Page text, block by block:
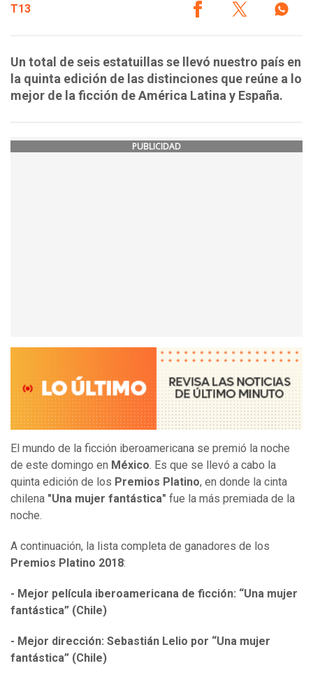
T13
Un total de seis estatuillas se llevó nuestro país en
la quinta edición de las distinciones que reúne a lo
mejor de la ficción de América Latina y España.
PUBLICIDAD
El mundo de la ficción iberoamericana se premió la noche
de este domingo en México. Es que se llevó a cabo la
quinta edición de los Premios Platino, en donde la cinta
chilena "Una mujer fantástica" fue la más premiada de la
noche.
A continuación, la lista completa de ganadores de los
Premios Platino 2018:
- Mejor película iberoamericana de ficción: “Una mujer
fantástica” (Chile)
- Mejor dirección: Sebastián Lelio por “Una mujer
fantástica” (Chile)